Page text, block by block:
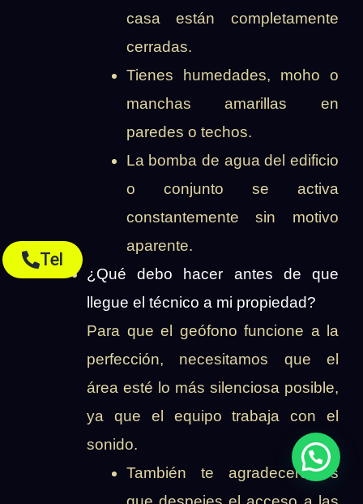
casa están completamente
cerradas.
Tienes humedades, moho o
manchas amarillas en
paredes o techos.
La bomba de agua del edificio
o conjunto se activa
constantemente sin motivo
aparente.
¿Qué debo hacer antes de que
llegue el técnico a mi propiedad?
Para que el geófono funcione a la
perfección, necesitamos que el
área esté lo más silenciosa posible,
ya que el equipo trabaja con el
sonido.
También te agradeceremos
Tel